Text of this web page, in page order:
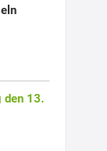
den 13.